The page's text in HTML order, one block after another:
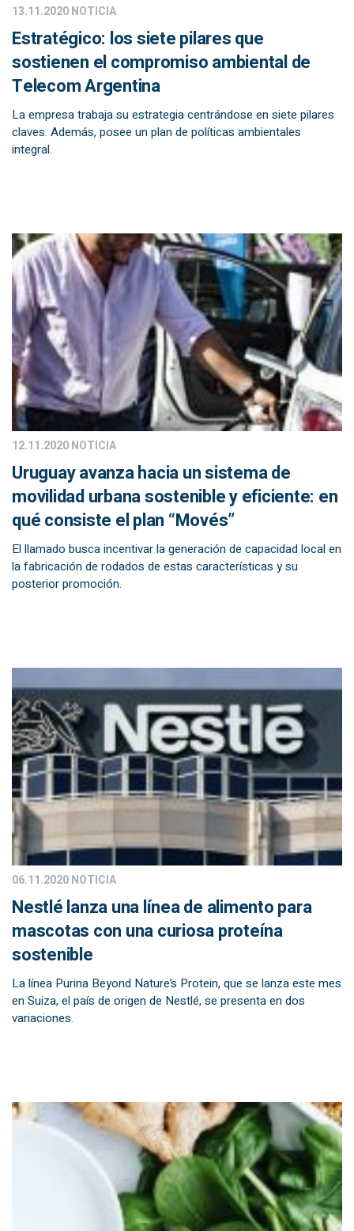
13.11.2020NOTICIA
Estratégico: los siete pilares que
sostienen el compromiso ambiental de
Telecom Argentina
La empresa trabaja su estrategia centrándose en siete pilares
claves. Además, posee un plan de políticas ambientales
integral.
12.11.2020NOTICIA
Uruguay avanza hacia un sistema de
movilidad urbana sostenible y eficiente: en
qué consiste el plan “Movés”
El llamado busca incentivar la generación de capacidad local en
la fabricación de rodados de estas características y su
posterior promoción.
06.11.2020NOTICIA
Nestlé lanza una línea de alimento para
mascotas con una curiosa proteína
sostenible
La línea Purina Beyond Nature’s Protein, que se lanza este mes
en Suiza, el país de origen de Nestlé, se presenta en dos
variaciones.